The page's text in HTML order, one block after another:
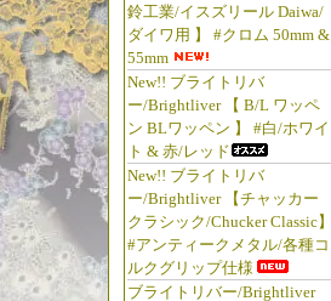
鈴工業/イスズリール Daiwa/
ダイワ用 】 #クロム 50mm &
55mm
New!! ブライトリバ
ー/Brightliver 【 B/L ワッペ
ン BLワッペン 】 #白/ホワイ
ト & 赤/レッド
New!! ブライトリバ
ー/Brightliver 【チャッカー
クラシック/Chucker Classic】
#アンティークメタル/各種コ
ルクグリップ仕様
ブライトリバー/Brightliver